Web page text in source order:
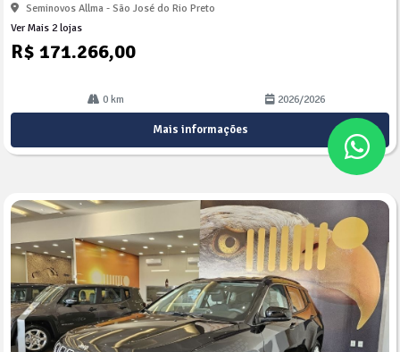
Seminovos Allma - São José do Rio Preto
Ver Mais 2 lojas
R$ 171.266,00
0 km 2026/2026
Mais informações